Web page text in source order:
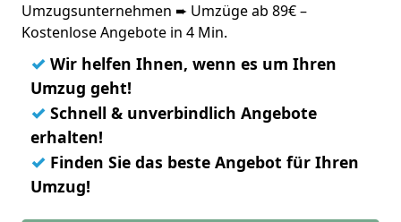
Umzugsunternehmen ➨ Umzüge ab 89€ –
Kostenlose Angebote in 4 Min.
✓ Wir helfen Ihnen, wenn es um Ihren
Umzug geht!
✓ Schnell & unverbindlich Angebote
erhalten!
✓ Finden Sie das beste Angebot für Ihren
Umzug!